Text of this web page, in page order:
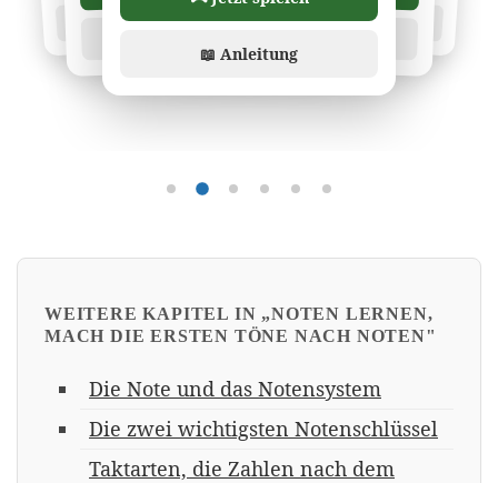
📖 Anleitung
📖 Anleitung
📖 Anleitung
Übung 1
Übung 2
Übung 3Übung 4Übung 5Übung 6
WEITERE KAPITEL IN „NOTEN LERNEN,
MACH DIE ERSTEN TÖNE NACH NOTEN"
Die Note und das Notensystem
Die zwei wichtigsten Notenschlüssel
Taktarten, die Zahlen nach dem